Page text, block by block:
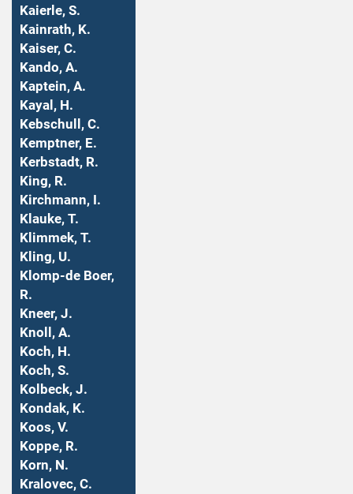
Kaierle, S.
Kainrath, K.
Kaiser, C.
Kando, A.
Kaptein, A.
Kayal, H.
Kebschull, C.
Kemptner, E.
Kerbstadt, R.
King, R.
Kirchmann, I.
Klauke, T.
Klimmek, T.
Kling, U.
Klomp-de Boer,
R.
Kneer, J.
Knoll, A.
Koch, H.
Koch, S.
Kolbeck, J.
Kondak, K.
Koos, V.
Koppe, R.
Korn, N.
Kralovec, C.